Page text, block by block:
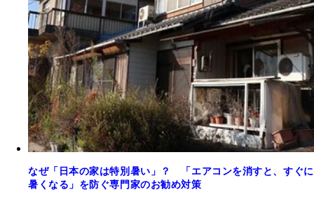
なぜ「日本の家は特別暑い」？ 「エアコンを消すと、すぐに
暑くなる」を防ぐ専門家のお勧め対策